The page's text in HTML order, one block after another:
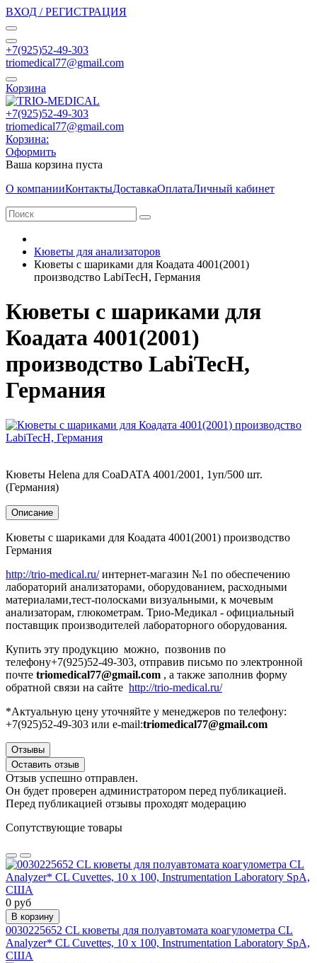
ВХОД / РЕГИСТРАЦИЯ
+7(925)52-49-303
triomedical77@gmail.com
Корзина
+7(925)52-49-303
triomedical77@gmail.com
Корзина:
Оформить
Ваша корзина пуста
О компанииКонтактыДоставкаОплатаЛичный кабинет
Кюветы для анализаторов
Кюветы с шариками для Коадата 4001(2001)
производство LabiTecH, Германия
Кюветы с шариками для
Коадата 4001(2001)
производство LabiTecH,
Германия
Кюветы Helena для CoaDATA 4001/2001, 1уп/500 шт.
(Германия)
Описание
Кюветы с шариками для Коадата 4001(2001) производство
Германия
http://trio-medical.ru/интернет-магазин №1 по обеспечению
лабораторий анализаторами, оборудованием, расходными
материалами,тест-полосками визуальными, к мочевым
анализаторам, глюкометрам. Трио-Медикал - официальный
поставщик производителей лабораторного оборудования.
Купить эту продукцию можно, позвонив по
телефону+7(925)52-49-303, отправив письмо по электронной
почте triomedical77@gmail.com , а также заполнив форму
обратной связи на сайте http://trio-medical.ru/
*Актуальную цену уточняйте у менеджеров по телефону:
+7(925)52-49-303 или e-mail:triomedical77@gmail.com
Отзывы
Оставить отзыв
Отзыв успешно отправлен.
Он будет проверен администратором перед публикацией.
Перед публикацией отзывы проходят модерацию
Сопутствующие товары
0 руб
В корзину
0030225652 CL кюветы для полуавтомата коагулометра CL
Analyzer* CL Cuvettes, 10 x 100, Instrumentation Laboratory SpA,
США